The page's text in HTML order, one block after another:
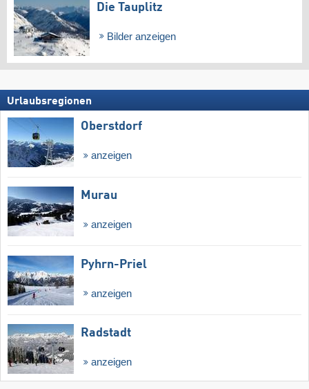
Die Tauplitz
Bilder anzeigen
Urlaubsregionen
Oberstdorf
anzeigen
Murau
anzeigen
Pyhrn-Priel
anzeigen
Radstadt
anzeigen